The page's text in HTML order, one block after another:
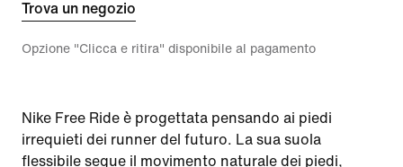
Trova un negozio
Opzione "Clicca e ritira" disponibile al pagamento
Nike Free Ride è progettata pensando ai piedi
irrequieti dei runner del futuro. La sua suola
flessibile segue il movimento naturale dei piedi,